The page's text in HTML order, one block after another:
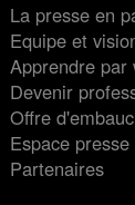
La presse en
Equipe et
Apprendre par
Devenir
Offre
Espace presse
Partenaires